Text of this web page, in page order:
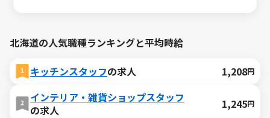
北海道の人気職種ランキングと平均時給
キッチンスタッフの求人 1,208円
インテリア・雑貨ショップスタッフ
の求人
1,245円